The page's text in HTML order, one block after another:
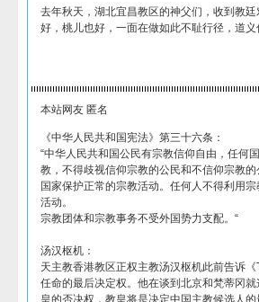
去年秋天，湖北宜昌教区的神父们，收到教
好，桃儿也好，一面在做如此不耻行径，道
本站网友 匿名
《中华人民共和国宪法》第三十六条：
“中华人民共和国公民有宗教信仰自由，任何
教，不得歧视信仰宗教的公民和不信仰宗教的
国家保护正常的宗教活动。任何人不得利用
活动。
宗教团体和宗教事务不受外国势力支配。“
汤汉枢机：
天主教香港教区正权主教汤汉枢机此前告诉
任命的最后决定权。他在谈到北京和梵蒂冈
皇的否决权，教皇将是决定中国主教候选人的